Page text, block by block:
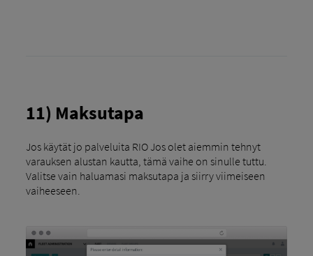
11) Maksutapa
Jos käytät jo palveluita RIO Jos olet aiemmin tehnyt
varauksen alustan kautta, tämä vaihe on sinulle tuttu.
Valitse vain haluamasi maksutapa ja siirry viimeiseen
vaiheeseen.